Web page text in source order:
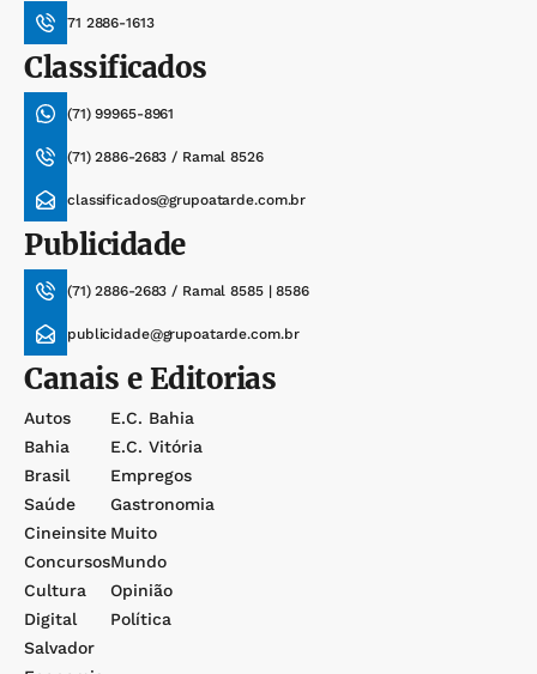
71 2886-1613
Classificados
(71) 99965-8961
(71) 2886-2683 / Ramal 8526
classificados@grupoatarde.com.br
Publicidade
(71) 2886-2683 / Ramal 8585 | 8586
publicidade@grupoatarde.com.br
Canais e Editorias
Autos
Bahia
Brasil
Saúde
Cineinsite
Concursos
Cultura
Digital
Salvador
E.c. Bahia
E.c. Vitória
Empregos
Gastronomia
Muito
Mundo
Opinião
Política